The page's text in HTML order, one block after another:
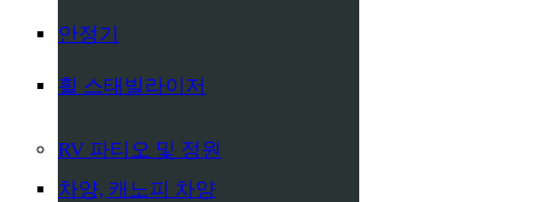
안정기
휠 스태빌라이저
RV 파티오 및 정원
차양, 캐노피 차양